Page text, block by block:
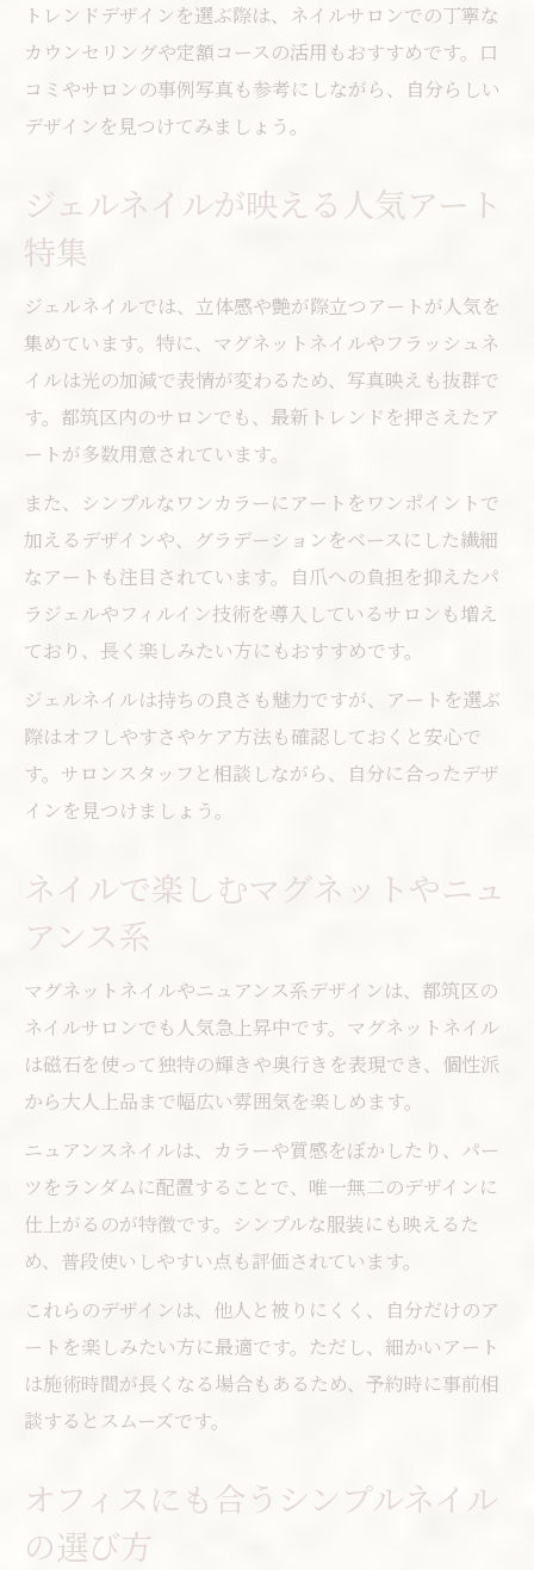
トレンドデザインを選ぶ際は、ネイルサロンでの丁寧な
カウンセリングや定額コースの活用もおすすめです。口
コミやサロンの事例写真も参考にしながら、自分らしい
デザインを見つけてみましょう。
ジェルネイルが映える人気アート
特集
ジェルネイルでは、立体感や艶が際立つアートが人気を
集めています。特に、マグネットネイルやフラッシュネ
イルは光の加減で表情が変わるため、写真映えも抜群で
す。都筑区内のサロンでも、最新トレンドを押さえたア
ートが多数用意されています。
また、シンプルなワンカラーにアートをワンポイントで
加えるデザインや、グラデーションをベースにした繊細
なアートも注目されています。自爪への負担を抑えたパ
ラジェルやフィルイン技術を導入しているサロンも増え
ており、長く楽しみたい方にもおすすめです。
ジェルネイルは持ちの良さも魅力ですが、アートを選ぶ
際はオフしやすさやケア方法も確認しておくと安心で
す。サロンスタッフと相談しながら、自分に合ったデザ
インを見つけましょう。
ネイルで楽しむマグネットやニュ
アンス系
マグネットネイルやニュアンス系デザインは、都筑区の
ネイルサロンでも人気急上昇中です。マグネットネイル
は磁石を使って独特の輝きや奥行きを表現でき、個性派
から大人上品まで幅広い雰囲気を楽しめます。
ニュアンスネイルは、カラーや質感をぼかしたり、パー
ツをランダムに配置することで、唯一無二のデザインに
仕上がるのが特徴です。シンプルな服装にも映えるた
め、普段使いしやすい点も評価されています。
これらのデザインは、他人と被りにくく、自分だけのア
ートを楽しみたい方に最適です。ただし、細かいアート
は施術時間が長くなる場合もあるため、予約時に事前相
談するとスムーズです。
オフィスにも合うシンプルネイル
の選び方